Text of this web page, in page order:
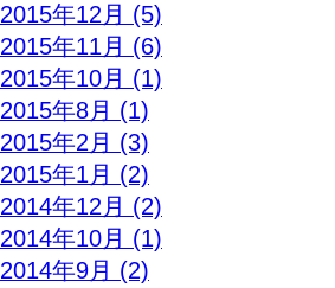
2015年12月 (5)
2015年11月 (6)
2015年10月 (1)
2015年8月 (1)
2015年2月 (3)
2015年1月 (2)
2014年12月 (2)
2014年10月 (1)
2014年9月 (2)